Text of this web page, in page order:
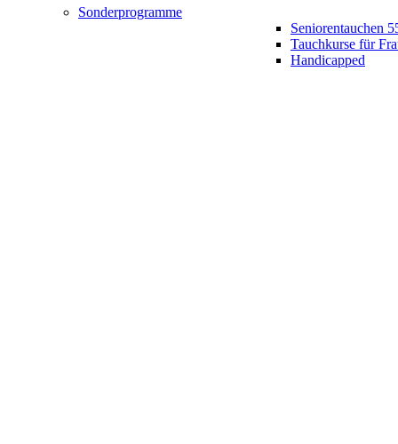
Sonderprogramme
Seniorentauchen
Tauchkurse für
Handicapped